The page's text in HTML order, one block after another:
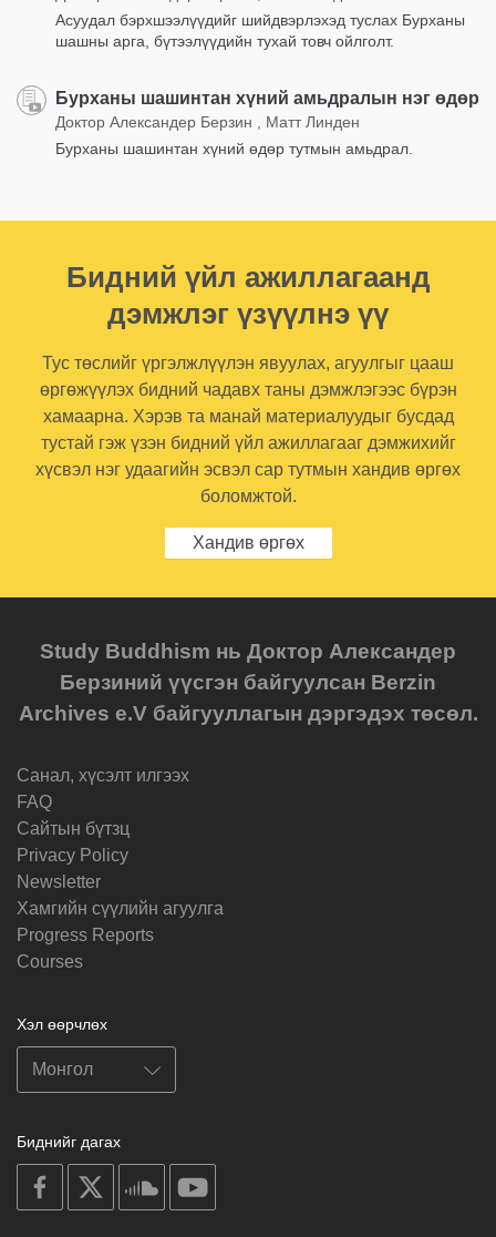
Асуудал бэрхшээлүүдийг шийдвэрлэхэд туслах Бурханы
шашны арга, бүтээлүүдийн тухай товч ойлголт.
Бурханы шашинтан хүний амьдралын нэг өдөр
Доктор Александер Берзин , Матт Линден
Бурханы шашинтан хүний өдөр тутмын амьдрал.
Бидний үйл ажиллагаанд
дэмжлэг үзүүлнэ үү
Тус төслийг үргэлжлүүлэн явуулах, агуулгыг цааш
өргөжүүлэх бидний чадавх таны дэмжлэгээс бүрэн
хамаарна. Хэрэв та манай материалуудыг бусдад
тустай гэж үзэн бидний үйл ажиллагааг дэмжихийг
хүсвэл нэг удаагийн эсвэл сар тутмын хандив өргөх
боломжтой.
Хандив өргөх
Study Buddhism нь Доктор Александер
Берзиний үүсгэн байгуулсан Berzin
Archives e.V байгууллагын дэргэдэх төсөл.
Санал, хүсэлт илгээх
FAQ
Cайтын бүтзц
Privacy Policy
Newsletter
Хамгийн сүүлийн агуулга
Progress Reports
Courses
Хэл өөрчлөх
Биднийг дагах
on
facebook
soundcloud